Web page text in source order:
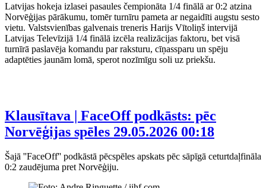
Latvijas hokeja izlasei pasaules čempionāta 1/4 finālā ar 0:2 atzina
Norvēģijas pārākumu, tomēr turnīru pameta ar negaidīti augstu sesto
vietu. Valstsvienības galvenais treneris Harijs Vītoliņš intervijā
Latvijas Televīzijā 1/4 finālā izcēla realizācijas faktoru, bet visā
turnīrā paslavēja komandu par raksturu, cīņassparu un spēju
adaptēties jaunām lomā, sperot nozīmīgu soli uz priekšu.
Klausītava | FaceOff podkāsts: pēc
Norvēģijas spēles 29.05.2026 00:18
Šajā ''FaceOff'' podkāstā pēcspēles apskats pēc sāpīgā ceturtdaļfināla
0:2 zaudējuma pret Norvēģiju.